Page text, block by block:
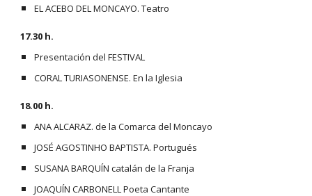
EL ACEBO DEL MONCAYO. Teatro
17.30 h.
Presentación del FESTIVAL
CORAL TURIASONENSE. En la Iglesia
18.00 h.
ANA ALCARAZ. de la Comarca del Moncayo
JOSÉ AGOSTINHO BAPTISTA. Portugués
SUSANA BARQUÍN catalán de la Franja
JOAQUÍN CARBONELL Poeta Cantante